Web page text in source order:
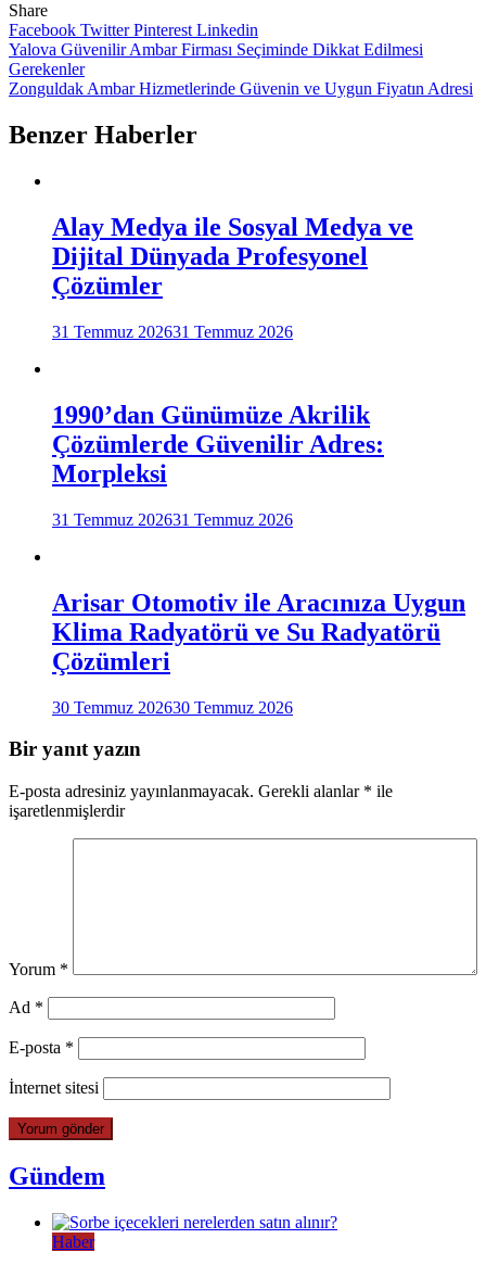
Share
Facebook TwitterPinterestLinkedin
Yazı
gezinmesi
Yalova Güvenilir Ambar Firması Seçiminde Dikkat Edilmesi
Gerekenler
Zonguldak Ambar Hizmetlerinde Güvenin ve Uygun Fiyatın Adresi
Benzer Haberler
Alay Medya ile Sosyal Medya ve
Dijital Dünyada Profesyonel
Çözümler
31 Temmuz 202631 Temmuz 2026
1990’dan Günümüze Akrilik
Çözümlerde Güvenilir Adres:
Morpleksi
31 Temmuz 202631 Temmuz 2026
Arisar Otomotiv ile Aracınıza Uygun
Klima Radyatörü ve Su Radyatörü
Çözümleri
30 Temmuz 202630 Temmuz 2026
Bir yanıt yazın
E-posta adresiniz yayınlanmayacak. Gerekli alanlar * ile
işaretlenmişlerdir
Yorum *
Ad *
E-posta *
İnternet sitesi
Gündem
Haber